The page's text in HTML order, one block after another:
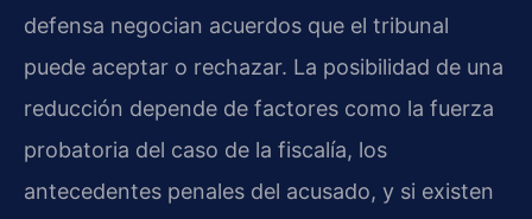
defensa negocian acuerdos que el tribunal
puede aceptar o rechazar. La posibilidad de una
reducción depende de factores como la fuerza
probatoria del caso de la fiscalía, los
antecedentes penales del acusado, y si existen